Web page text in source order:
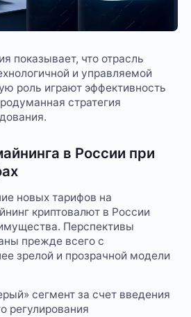
показывает, что отрасль
и управляемой
роль играют эффективность
стратегия
в России при
новых тарифов на
криптовалют в России
Перспективы
прежде всего с
зрелой и прозрачной модели
сегмент за счет введения
регулирования